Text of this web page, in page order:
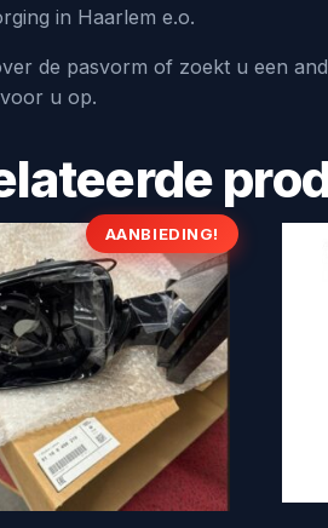
in Haarlem e.o.
de pasvorm of zoekt u een
u op.
AANBIEDING!